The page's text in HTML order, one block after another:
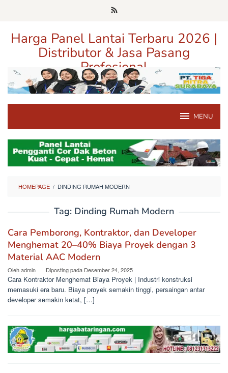
Harga Panel Lantai Terbaru 2026 |
Distributor & Jasa Pasang
Profesional
Pusat Informasi Harga, Distributor, dan Jasa Pasang Panel Lantai
Terpercaya di Jawa Timur
MENU
HOMEPAGE / DINDING RUMAH MODERN
Tag: Dinding Rumah Modern
Cara Pemborong, Kontraktor, dan Developer
Menghemat 20–40% Biaya Proyek dengan 3
Material AAC Modern
Olehadmin Diposting pada Desember 24, 2025
Cara Kontraktor Menghemat Biaya Proyek | Industri konstruksi
memasuki era baru. Biaya proyek semakin tinggi, persaingan antar
developer semakin ketat, […]